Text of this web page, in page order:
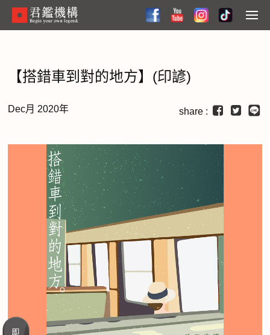
Skip
main
Menu
【搭錯車到對的地方】(印諺)
Dec月 2020年 share :